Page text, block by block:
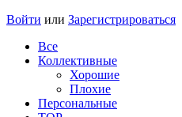
Войти или Зарегистрироваться
Все
Коллективные
Хорошие
Плохие
Персональные